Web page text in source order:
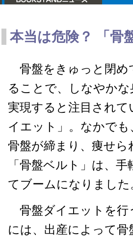
本当は危険？ 「骨
骨盤をきゅっと閉め
ることで、しなやか
実現すると注目されて
イエット」。なかで
骨盤が締まり、痩せら
「骨盤ベルト」は、手
てブームになりました
骨盤ダイエットを行
には、出産によって骨